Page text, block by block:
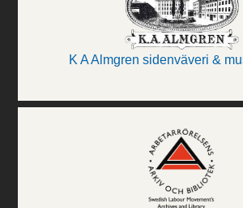
K A Almgren sidenväveri &